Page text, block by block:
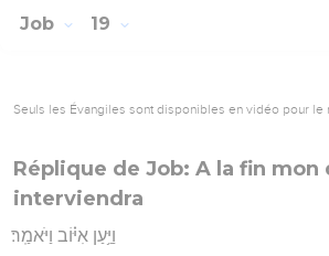
Job 19
Seuls les Évangiles sont disponibles en vidéo pour le
Réplique de Job: A la fin mon
interviendra
וַיַּ֥עַן אִיּ֗וֹב וַיֹּאמַֽר׃